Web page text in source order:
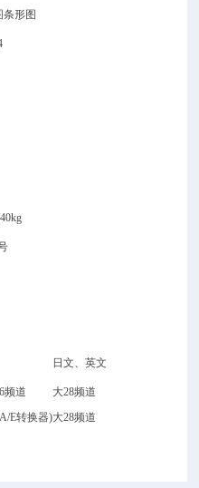
条形图
日文、英文
频道
大28频道
E转换器)大28频道